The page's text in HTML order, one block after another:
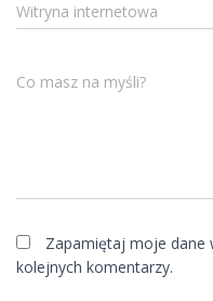
Witryna internetowa
Co masz na myśli?
Zapamiętaj moje dane
kolejnych komentarzy.